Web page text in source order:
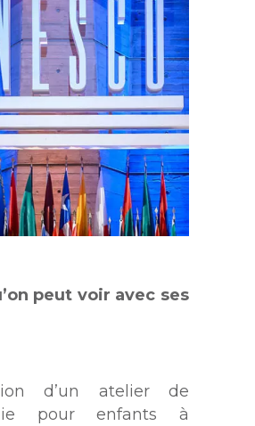
peut voir avec ses
d’un atelier de
pour enfants à